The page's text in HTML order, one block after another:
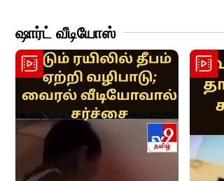
ஷார்ட் வீடியோஸ்